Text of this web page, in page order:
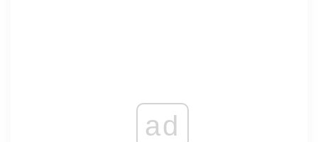
ad